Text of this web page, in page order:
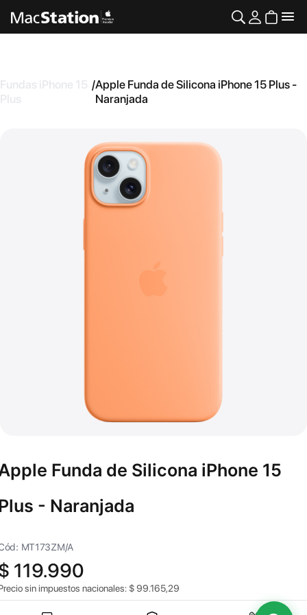
Fundas iPhone 15
Plus
/Apple Funda de Silicona iPhone 15 Plus -
Naranjada
Funda de Silicona iPhone 15
- Naranjada
MT173ZM/A
119.990
sin impuestos nacionales: $99.165,29